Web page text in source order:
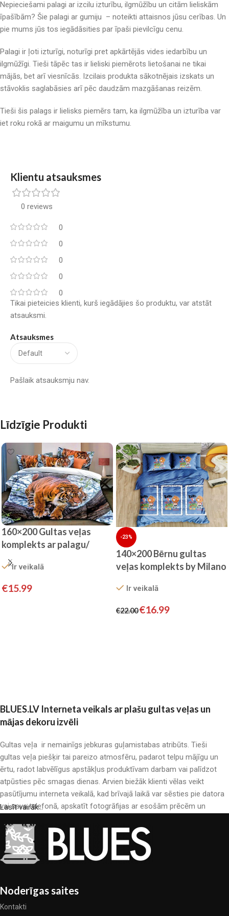
Nepieciešami palagi ar izcilu izturību, ilgmūžību un citām lieliskām
īpašībām? Šie palagi ar gumiju – noteikti attaisnos jūsu cerības. Un
pie mums jūs tos iegādāsities par īpaši pievilcīgu cenu.
Palagi ir ļoti izturīgi, noturīgi pret apkārtējās vides iedarbību un
ilgmūžīgi. Tieši tāpēc tas ir lieliski piemērots lietošanai ne tikai
mājās, bet arī viesnīcās. Izcilais produkta sākotnējais izskats un
stāvoklis saglabāsies arī pēc daudzām mazgāšanas reizēm.
Tieši šis palags ir lielisks piemērs tam, ka ilgmūžība un izturība var
iet roku rokā ar maigumu un mīkstumu.
Klientu atsauksmes
0 reviews
0
0
0
0
0
Atsauksmes
Pašlaik atsauksmju nav.
Tikai pieteicies klienti, kurš iegādājies šo produktu, var atstāt
atsauksmi.
Līdzīgie Produkti
160×200 Gultas veļas
komplekts ar palagu/
100% kokvilna satīns
Ir veikalā
€15.99
-23%
140×200 Bērnu gultas
veļas komplekts by Milano
KOKVILNA SATĪNS
Ir veikalā
€22.00€16.99
BLUES.LV Interneta veikals ar plašu gultas veļas un
mājas dekoru izvēli
Gultas veļa ir nemainīgs jebkuras guļamistabas atribūts. Tieši
gultas veļa piešķir tai pareizo atmosfēru, padarot telpu mājīgu un
ērtu, radot labvēlīgus apstākļus produktīvam darbam vai palīdzot
atpūsties pēc smagas dienas. Arvien biežāk klienti vēlas veikt
pasūtījumu interneta veikalā, kad brīvajā laikā var sēsties pie datora
vai sava telefonā, apskatīt fotogrāfijas ar esošām prēcēm un
veļas katalogs: pieejamas gan kokvilnas, gan kokvilna satīna gultas
veļas.
Gultas veļas ražošana ir moderns mākslas veids
Gultas veļas ražotāji, kā arī citu tekstila preču ražotāji ir pilni ar
Lasīt vairāk...
Noderīgas saites
Kontakti